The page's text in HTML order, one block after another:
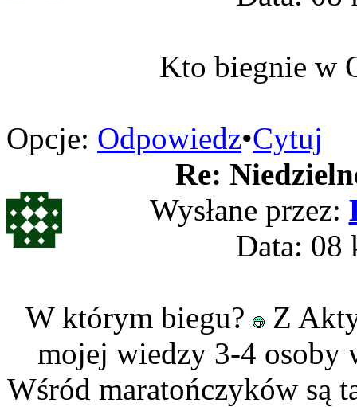
Kto biegnie w
Opcje: Odpowiedz•Cytuj
Re:
Wysłane przez:
Data: 08
W którym biegu?
Z
mojej wiedzy 3-4 osoby
Wśród maratończyków są